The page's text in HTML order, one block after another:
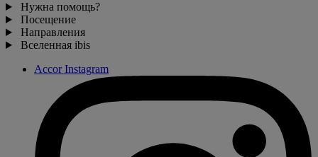
Нужна помощь?
Посещение
Направления
Вселенная ibis
Accor Instagram